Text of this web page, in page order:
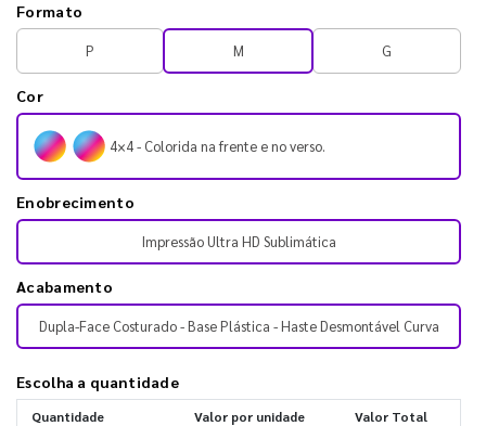
Formato
P M G
Cor
4×4 - Colorida na frente e no verso.
Enobrecimento
Impressão Ultra HD Sublimática
Acabamento
Dupla-Face Costurado - Base Plástica - Haste Desmontável Curva
Escolha a quantidade
Quantidade Valor por unidade Valor Total